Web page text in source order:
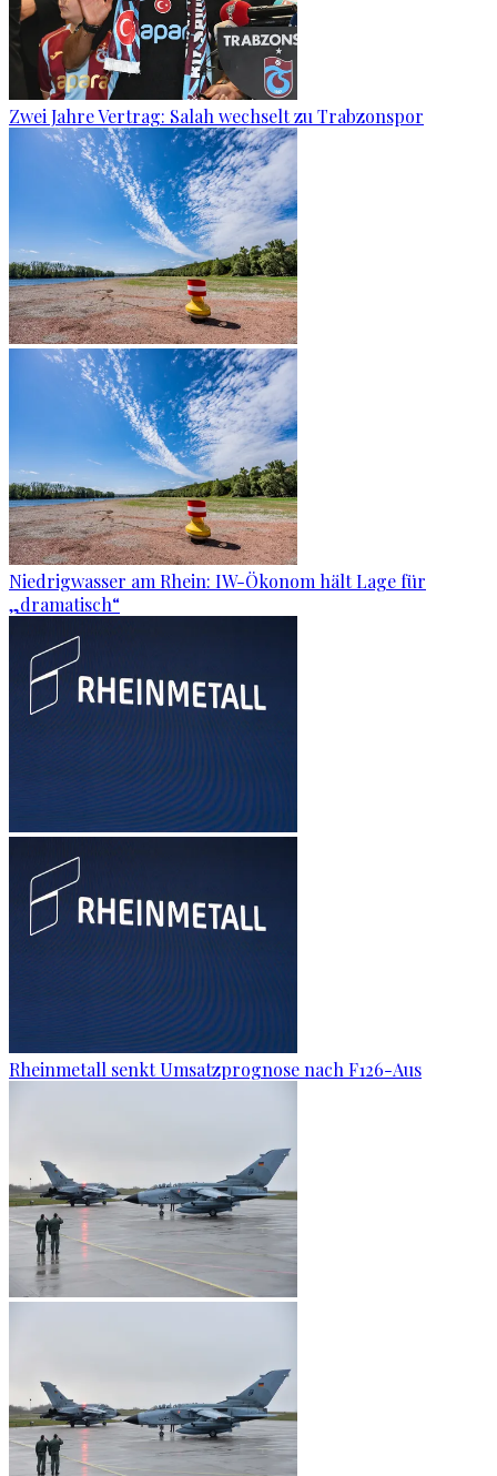
Zwei Jahre Vertrag: Salah wechselt zu Trabzonspor
Niedrigwasser am Rhein: IW-Ökonom hält Lage für
„dramatisch“
Rheinmetall senkt Umsatzprognose nach F126-Aus